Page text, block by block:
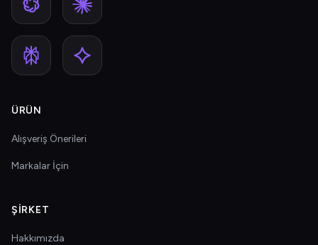
ÜRÜN
Alışveriş Önerileri
Markalar İçin
ŞIRKET
Hakkımızda